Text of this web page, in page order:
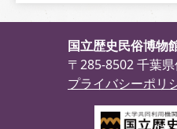
国立歴史民俗博物
〒285-8502 千葉
プライバシーポリ